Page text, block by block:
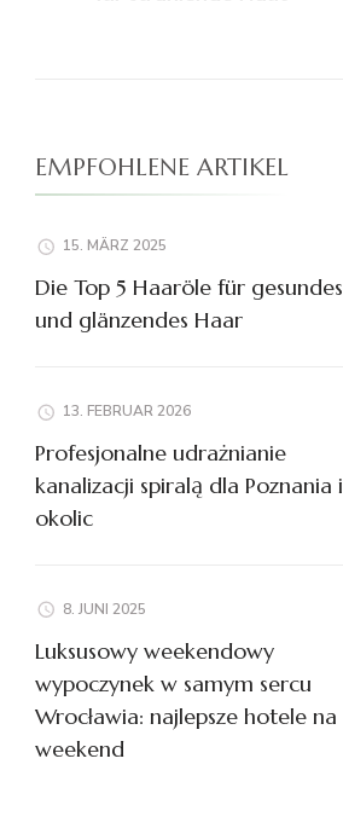
EMPFOHLENE ARTIKEL
15. MÄRZ 2025
Die Top 5 Haaröle für gesundes
und glänzendes Haar
13. FEBRUAR 2026
Profesjonalne udrażnianie
kanalizacji spiralą dla Poznania i
okolic
8. JUNI 2025
Luksusowy weekendowy
wypoczynek w samym sercu
Wrocławia: najlepsze hotele na
weekend